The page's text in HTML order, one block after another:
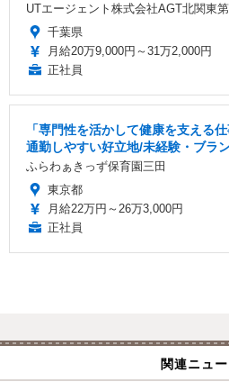
UTエージェント株式会社AGT北関東
千葉県
月給20万9,000円～31万2,000円
正社員
「専門性を活かして健康を支える
通勤しやすい好立地/未経験・ブラ
ふらわぁきっず保育園三田
東京都
月給22万円～26万3,000円
正社員
関連ニュー